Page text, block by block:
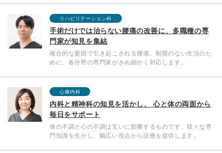
リハビリテーション科
手術だけでは治らない腰痛の改善に、多職種の専
門家が知見を集結
複合的な要因で引き起こされる腰痛。制限のない生活のた
めに、各分野の専門家がきめ細かく対応します。
心療内科
内科と精神科の知見を活かし、 心と体の両面から
毎日をサポート
体の不調と心の不調は互いに影響するものです。様々な専
門知識を生かし、幅広い視点から診療を提供します。